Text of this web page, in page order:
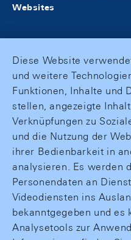
Websites
Diese Website
und weitere
Funktionen, Inhalte und
stellen, angezeigte
Verknüpfungen zu
und die Nutzung der
ihrer Bedienbarkeit in
analysieren. Es werden
Personendaten an
Videodiensten ins
bekanntgegeben und es
Analysetools zur